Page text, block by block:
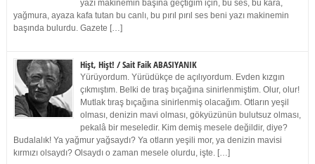
yazı makinemin başına geçtiğim için, bu ses, bu kara,
yağmura, ayaza kafa tutan bu canlı, bu pırıl pırıl ses beni yazı makinemin
başında bulurdu. Gazete […]
Hişt, Hişt! / Sait Faik ABASIYANIK
Yürüyordum. Yürüdükçe de açılıyordum. Evden kızgın
çıkmıştım. Belki de tıraş bıçağına sinirlenmiştim. Olur, olur!
Mutlak tıraş bıçağına sinirlenmiş olacağım. Otların yeşil
olması, denizin mavi olması, gökyüzünün bulutsuz olması,
pekalâ bir meseledir. Kim demiş mesele değildir, diye?
Budalalık! Ya yağmur yağsaydı? Ya otların yeşili mor, ya denizin mavisi
kırmızı olsaydı? Olsaydı o zaman mesele olurdu, işte. […]